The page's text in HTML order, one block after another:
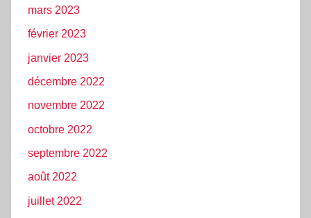
mars 2023
février 2023
janvier 2023
décembre 2022
novembre 2022
octobre 2022
septembre 2022
août 2022
juillet 2022